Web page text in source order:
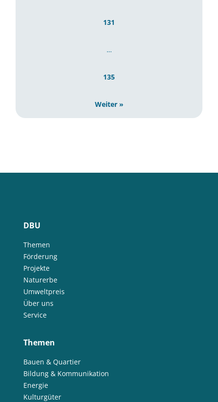
131
…
135
Weiter »
DBU
Themen
Förderung
Projekte
Naturerbe
Umweltpreis
Über uns
Service
Themen
Bauen & Quartier
Bildung & Kommunikation
Energie
Kulturgüter